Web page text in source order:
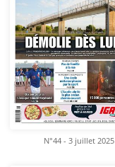
N°44 - 3 juillet 2025